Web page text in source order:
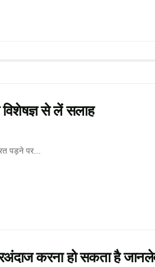
विशेषज्ञ से लें सलाह
पड़ने पर...
करना हो सकता है